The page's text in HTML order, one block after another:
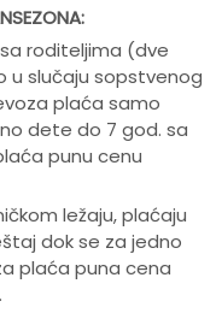
roditeljima (dve
slučaju sopstvenog
plaća samo
dete do 7 god. sa
punu cenu
ležaju, plaćaju
dok se za jedno
plaća puna cena